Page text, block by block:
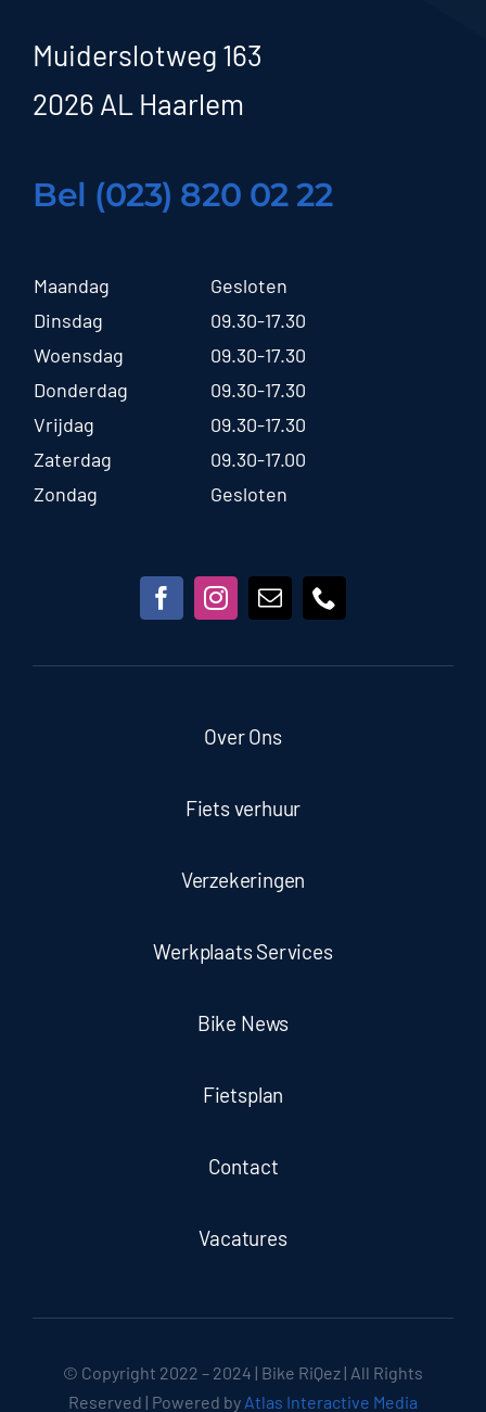
Muiderslotweg 163
2026 AL Haarlem
Bel (023) 820 02 22
Maandag
Gesloten
Dinsdag
09.30-17.30
Woensdag
09.30-17.30
Donderdag
09.30-17.30
Vrijdag
09.30-17.30
Zaterdag
09.30-17.00
Zondag
Gesloten
Over Ons
Fiets verhuur
Verzekeringen
Werkplaats Services
Bike News
Fietsplan
Contact
Vacatures
© Copyright 2022 – 2024 | Bike RiQez | All Rights
Reserved | Powered by Atlas Interactive Media